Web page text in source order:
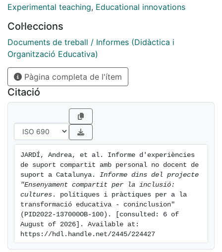
docent de suport de Catalunya. Aquests resultats es
compartint dades sobre el personal no
docent participant, l’alumnat que atén i les funcions
que realitzen i, després, dades de com realitzen el
suport compartit.
Experimental teaching, Educational innovations
Col·leccions
Documents de treball / Informes (Didàctica i
Organització Educativa)
Pàgina completa de l'ítem
Citació
JARDÍ, Andrea, et al. Informe d'experiències
de suport compartit amb personal no docent de
suport a Catalunya. Informe dins del projecte
"Ensenyament compartit per la inclusió:
cultures . polítiques i pràctiques per a la
transformació educativa - coninclusion"
(PID2022-137000OB-100). [consulted: 6 of
August of 2026]. Available at:
https://hdl.handle.net/2445/224427